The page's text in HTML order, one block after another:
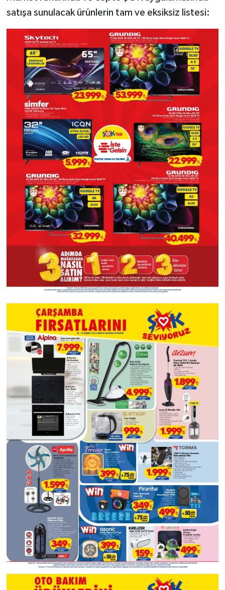
satışa sunulacak ürünlerin tam ve eksiksiz listesi: